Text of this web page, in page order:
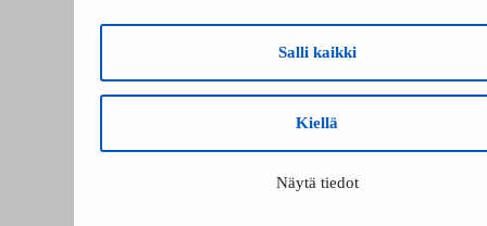
Salli kaikki
Kiellä
Näytä tiedot